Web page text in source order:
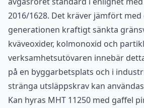
2016/1628. Det kräver jämfört
generationen kraftigt sänkta
kväveoxider, kolmonoxid och
verksamhetsutövaren innebär
på en byggarbetsplats och i
stränga utsläppskrav kan
Kan hyras MHT 11250 med gaffel